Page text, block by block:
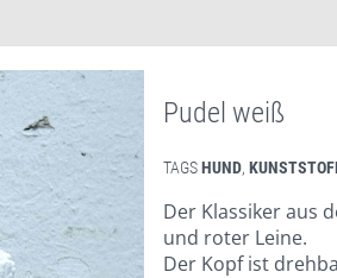
Pudel weiß
TAGSHUND,
Der Klassiker aus
und roter Leine.
Der Kopf ist